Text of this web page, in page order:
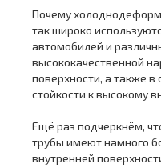
Почему
так широко
автомобилей и
высококачественной
поверхности, а также в
стойкости к высокому
Ещё раз подчеркнём,
трубы имеют намного
внутренней